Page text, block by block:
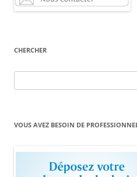
CHERCHER
VOUS AVEZ BESOIN DE